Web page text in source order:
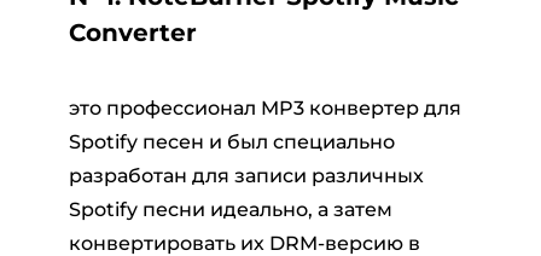
Converter
это профессионал MP3 конвертер для
Spotify песен и был специально
разработан для записи различных
Spotify песни идеально, а затем
конвертировать их DRM-версию в